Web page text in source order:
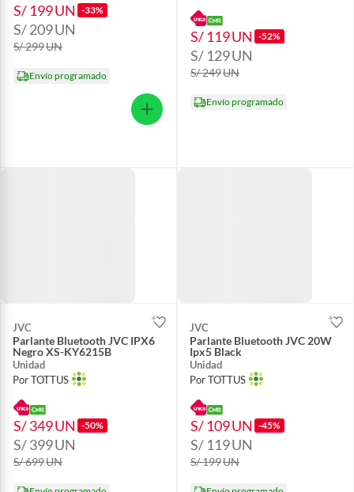
S/ 199UN -33%
S/ 209UN
S/ 299UN
Envío programado
S/ 119UN -52%
S/ 129UN
S/ 249UN
Envío programado
JVC
Parlante Bluetooth JVC IPX6
Negro XS-KY6215B
Unidad
Por TOTTUS
S/ 349UN -50%
S/ 399UN
S/ 699UN
JVC
Parlante Bluetooth JVC 20W
Ipx5 Black
Unidad
Por TOTTUS
S/ 109UN -45%
S/ 119UN
S/ 199UN